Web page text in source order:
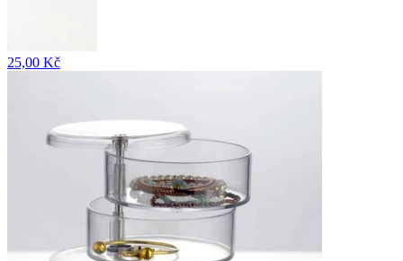
25,00 Kč